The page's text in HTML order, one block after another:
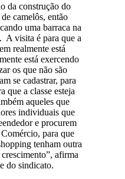
da construção do
camelôs, então
uma barraca na
A visita é para que a
realmente está
está exercendo
os que não são
se cadastrar, para
que a classe esteja
aqueles que
individuais que
e procurem
para que
tenham outra
afirma
do sindicato.